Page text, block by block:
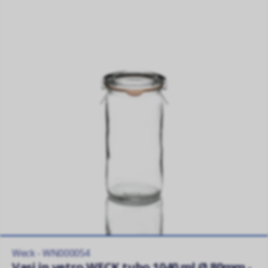
Weck - WN000054